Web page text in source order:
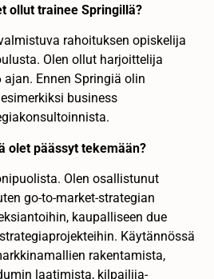
ollut trainee Springillä?
rahoituksen opiskelija
Olen ollut harjoittelija
Ennen Springiä olin
business
olet päässyt tekemään?
Olen osallistunut
go-to-market-strategian
kaupalliseen due
Käytännössä
rakentamista,
laatimista, kilpailija-